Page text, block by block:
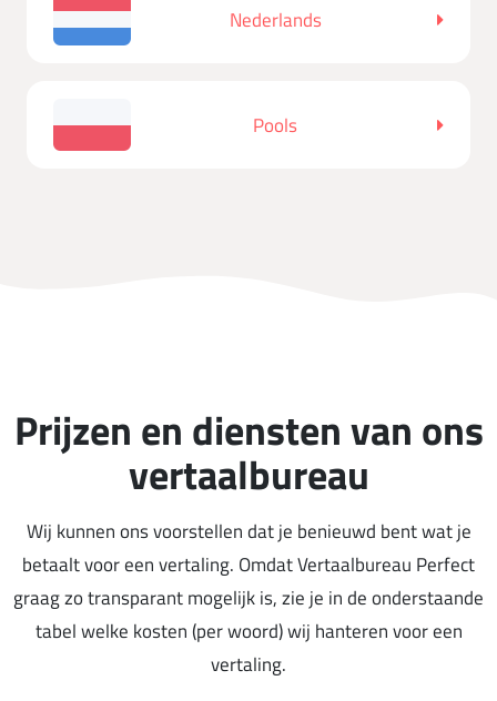
Nederlands
Pools
Prijzen en diensten van ons
vertaalbureau
Wij kunnen ons voorstellen dat je benieuwd bent wat je
betaalt voor een vertaling. Omdat Vertaalbureau Perfect
graag zo transparant mogelijk is, zie je in de onderstaande
tabel welke kosten (per woord) wij hanteren voor een
vertaling.